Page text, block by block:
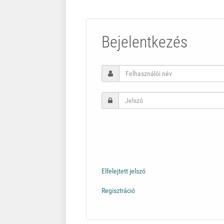
Bejelentkezés
Elfelejtett jelszó
Regisztráció